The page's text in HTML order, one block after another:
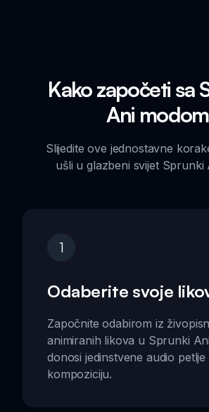
Kako započeti sa
Ani modom
Slijedite ove jednostavne
ušli u glazbeni svijet Sprunki
1
Odaberite svoje
Započnite odabirom iz
animiranih likova u Sprunki
donosi jedinstvene audio
kompoziciju.